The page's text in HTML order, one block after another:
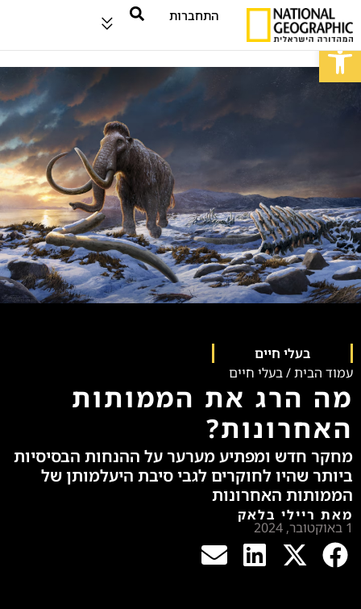
פתח סרגל נגישות
התחברות
בעלי חיים
עמוד הבית/בעלי חיים
מה הרג את הממותות
האחרונות?
מחקר חדש ומפתיע מערער על ההנחות הבסיסיות
ביותר שהיו לחוקרים לגבי סיבת היעלמותן של
הממותות האחרונות
מאת ריילי בלאק
1 באוקטובר, 2024